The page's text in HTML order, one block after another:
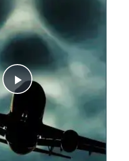
Play
Video